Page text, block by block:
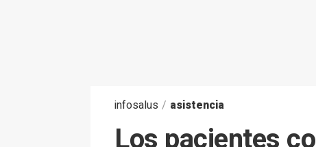
infosalus / asistencia